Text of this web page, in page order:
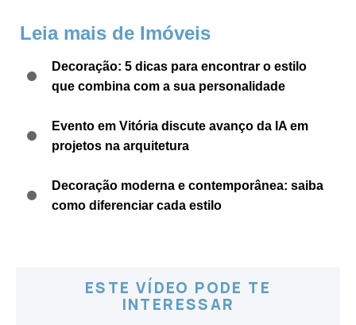
Leia mais de Imóveis
Decoração: 5 dicas para encontrar o estilo
que combina com a sua personalidade
Evento em Vitória discute avanço da IA em
projetos na arquitetura
Decoração moderna e contemporânea: saiba
como diferenciar cada estilo
ESTE VÍDEO PODE TE
INTERESSAR